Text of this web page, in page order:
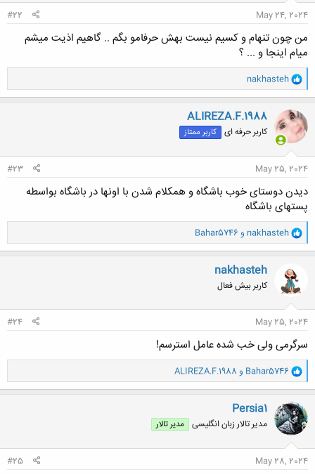
May 24, 2024
#22
من چون تنهام و کسیم نیست بهش حرفامو بگم .. گاهیم اذیت میشم
میام اینجا و ... ؟
و
ا
ک
ن
ش
ه
ا
nakhasteh
ALIREZA.F.1988
کاربر حرفه ای کاربر ممتاز
May 25, 2024
#23
دیدن دوستای خوب باشگاه و همکلام شدن با اونها در باشگاه بواسطه
پستهای باشگاه
و
ا
ک
ش
ه
ا
nakhasteh و Bahar5746
nakhasteh
کاربر بیش فعال
May 25, 2024
#24
سرگرمی ولی خب شده عامل استرسم!
و
ا
ک
ن
ش
ه
ا
Bahar5746 و ALIREZA.F.1988
Persia1
مدیر تالار زبان انگلیسی مدیر تالار
May 28, 2024
#25